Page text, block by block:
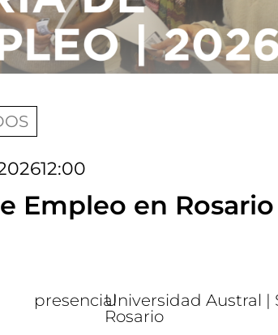
12:00
Empleo en Rosario
presencialUniversidad Austral |
Rosario